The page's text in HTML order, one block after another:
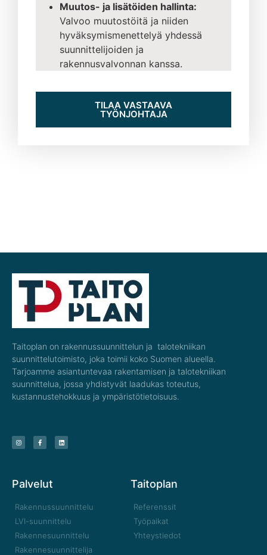
Muutos- ja lisätöiden hallinta:
Valvoo muutostöitä ja niiden
hyväksymismenettelyä yhdessä
suunnittelijoiden ja
rakennusvalvonnan kanssa.
TILAA VASTAAVA
TYÖNJOHTAJA
Taitoplan on rakennussuunnittelun ja talotekniikan
suunnittelutoimisto, joka toimii koko Suomen alueella.
Tarjoamme asiantuntevaa rakentamisen ja talotekniikan
suunnittelua, jossa yhdistyvät laadukas toteutus,
kustannustehokkuus ja ympäristötietoisuus.
Palvelut
Rakennussuunnittelu
LVI-suunnittelu
Rakennesuunnittelu
Rakennesuunnittelija
Taitoplan
Referenssit
Työpaikat
Yhteystiedot